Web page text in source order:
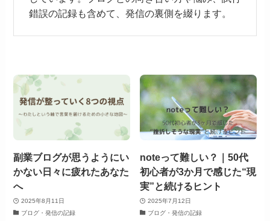
錯誤の記録も含めて、発信の裏側を綴ります。
副業ブログが思うようにい
かない日々に疲れたあなた
へ
2025年8月11日
ブログ・発信の記録
noteって難しい？｜50代
初心者が3か月で感じた“現
実”と続けるヒント
2025年7月12日
ブログ・発信の記録